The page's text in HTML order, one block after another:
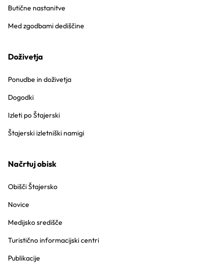
Butične nastanitve
Med zgodbami dediščine
Doživetja
Ponudbe in doživetja
Dogodki
Izleti po Štajerski
Štajerski izletniški namigi
Načrtuj obisk
Obišči Štajersko
Novice
Medijsko središče
Turistično informacijski centri
Publikacije